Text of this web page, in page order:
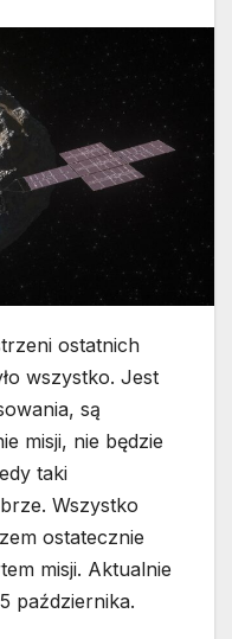
ostatnich
wszystko. Jest
są
misji, nie będzie
taki
Wszystko
ostatecznie
misji. Aktualnie
października.